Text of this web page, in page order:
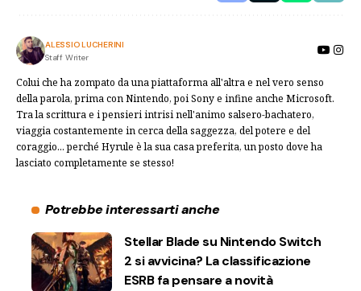
ALESSIO LUCHERINI
Staff Writer
Colui che ha zompato da una piattaforma all'altra e nel vero senso
della parola, prima con Nintendo, poi Sony e infine anche Microsoft.
Tra la scrittura e i pensieri intrisi nell'animo salsero-bachatero,
viaggia costantemente in cerca della saggezza, del potere e del
coraggio... perché Hyrule è la sua casa preferita, un posto dove ha
lasciato completamente se stesso!
Potrebbe interessarti anche
Stellar Blade su Nintendo Switch
2 si avvicina? La classificazione
ESRB fa pensare a novità